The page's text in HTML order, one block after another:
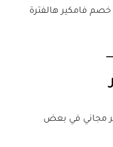
خصم فامكير هالفترة
مجاني في بعض